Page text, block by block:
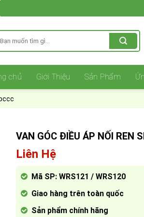
chủ Giới Thiệu Sản Phẩm
VAN GÓC ĐIỀU ÁP NỐI REN
Liên Hệ
Mã SP: WRS121 / WRS120
Giao hàng trên toàn quốc
Sản phẩm chính hãng